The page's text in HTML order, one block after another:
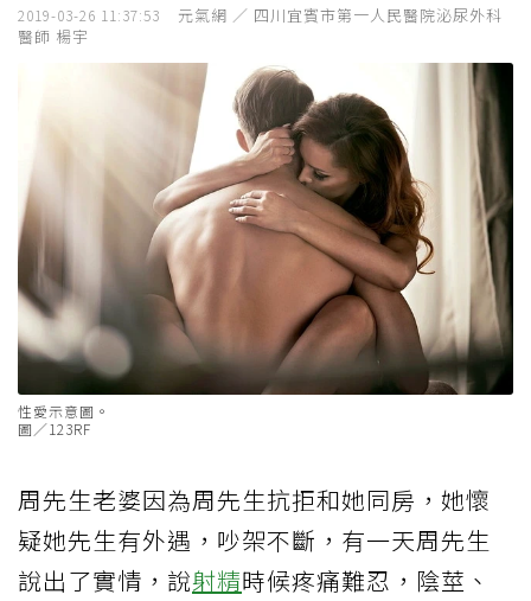
2019-03-26 11:37:53
元氣網 ／ 四川宜賓市第一人民醫院泌尿外科
醫師 楊宇
性愛示意圖。
圖／123RF
​​周先生老婆因為周先生抗拒和她同房，她懷
疑她先生有外遇，吵架不斷，有一天周先生
說出了實情，說射精時候疼痛難忍，陰莖、